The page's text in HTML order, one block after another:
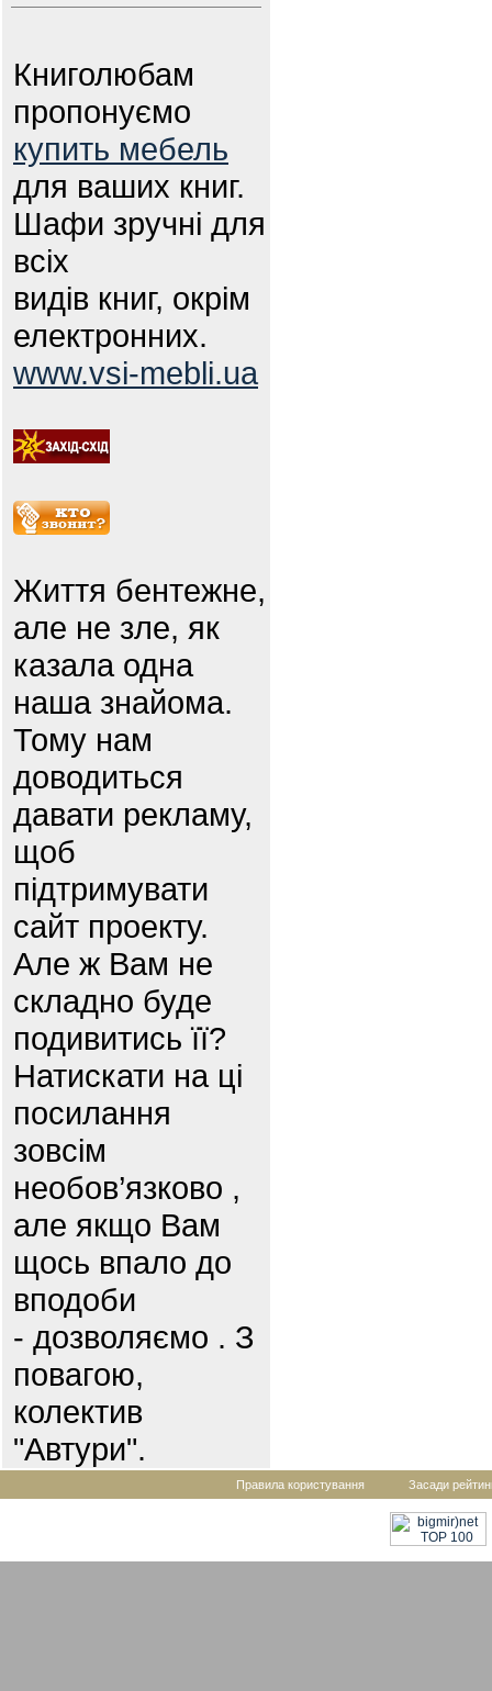
Книголюбам
пропонуємо
купить мебель
для ваших книг.
Шафи зручні для
всіх
видів книг, окрім
електронних.
www.vsi-mebli.ua
Життя бентежне,
але не зле, як
казала одна
наша знайома.
Тому нам
доводиться
давати рекламу,
щоб
підтримувати
сайт проекту.
Але ж Вам не
складно буде
подивитись її?
Натискати на ці
посилання
зовсім
необов’язково ,
але якщо Вам
щось впало до
вподоби
- дозволяємо . З
повагою,
колектив
"Автури".
Правила користування Засади